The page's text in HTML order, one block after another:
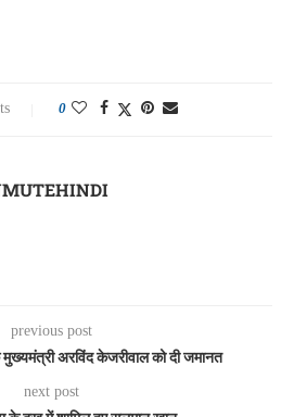
0
previous post
मुख्यमंत्री अरविंद केजरीवाल को दी जमानत
next post